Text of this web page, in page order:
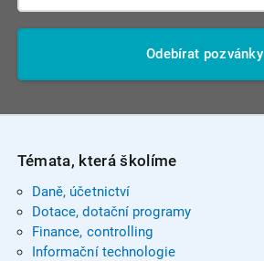
Odebírat pozvánky
Témata, která školíme
Daně, účetnictví
Dotace, dotační programy
Finance, controlling
Informační technologie